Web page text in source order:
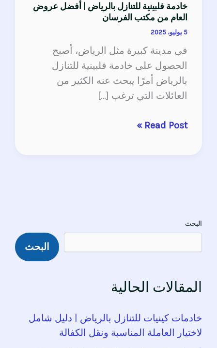
خادمة فلبينية للتنازل بالرياض | أفضل عروض
العام من مكتب الفرسان
5 يوليو، 2025
في مدينة كبيرة مثل الرياض، أصبح
الحصول على خادمة فلبينية للتنازل
بالرياض أمرًا يبحث عنه الكثير من
العائلات التي ترغب […]
Read Post »
البحث
البحث
المقالات الحالية
خادمات كينيات للتنازل بالرياض | دليل شامل
لاختيار العاملة المناسبة ونقل الكفالة